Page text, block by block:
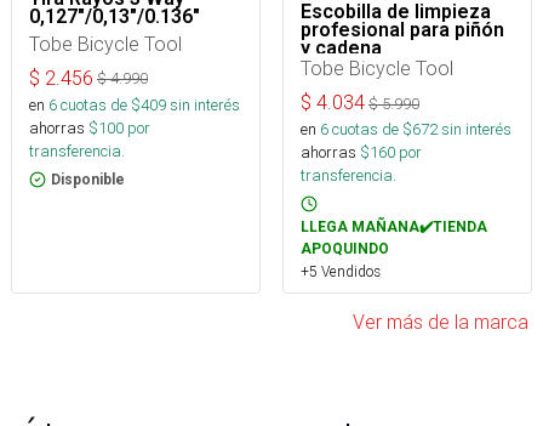
0,127"/0,13"/0.136"
Tobe Bicycle Tool
$ 2.456 $4.990
en 6cuotas de $409sin interés
ahorras $100 por
transferencia.
Disponible
Escobilla de limpieza
profesional para piñón
y cadena
Tobe Bicycle Tool
$ 4.034 $5.990
en 6cuotas de $672sin interés
ahorras $160 por
transferencia.
LLEGA MAÑANA✔️TIENDA
APOQUINDO
+5 Vendidos
Ver más de la marca